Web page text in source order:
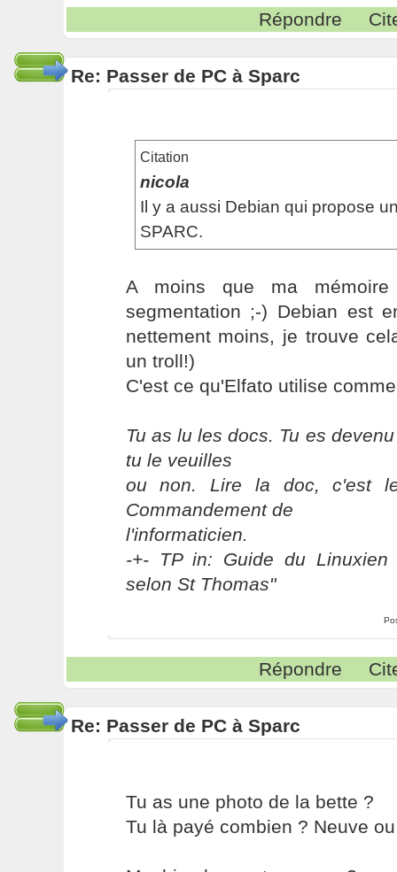
Répondre
Re: Passer de PC à Sparc
Citation
nicola
Il y a aussi Debian qui propose
SPARC.
A moins que ma
segmentation ;-) Debian est
nettement moins, je trouve
un troll!)
C'est ce qu'Elfato utilise
Tu as lu les docs. Tu es
tu le veuilles
ou non. Lire la doc, c'est
Commandement de
l'informaticien.
-+- TP in: Guide du Linuxien
selon St Thomas"
Répondre
Re: Passer de PC à Sparc
Tu as une photo de la bette ?
Tu là payé combien ? Neuve